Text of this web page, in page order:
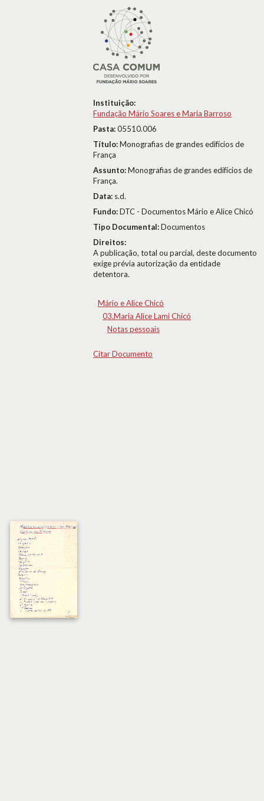
Instituição:
Fundação Mário Soares e Maria Barroso
Pasta:05510.006
Título:Monografias de grandes edifícios de
França
Assunto:Monografias de grandes edifícios de
França.
Data: s.d.
Fundo:DTC - Documentos Mário e Alice Chicó
Tipo Documental:Documentos
Direitos:
A publicação, total ou parcial, deste documento
exige prévia autorização da entidade
detentora.
Mário e Alice Chicó
03.Maria Alice Lami Chicó
Notas pessoais
Citar Documento